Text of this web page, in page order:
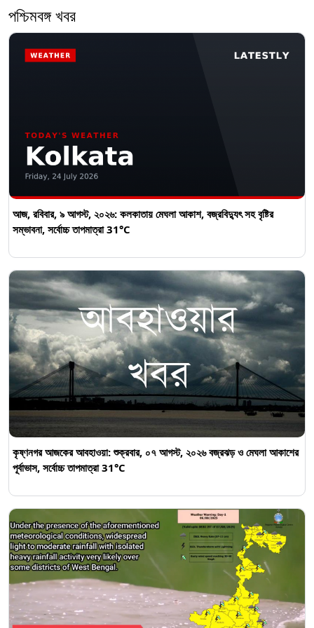
পশ্চিমবঙ্গ খবর
আজ, রবিবার, ৯ আগস্ট, ২০২৬: কলকাতায় মেঘলা আকাশ, বজ্রবিদ্যুৎ সহ বৃষ্টির
সম্ভাবনা, সর্বোচ্চ তাপমাত্রা 31°C
কৃষ্ণনগর আজকের আবহাওয়া: শুক্রবার, ০৭ আগস্ট, ২০২৬ বজ্রঝড় ও মেঘলা আকাশের
পূর্বাভাস, সর্বোচ্চ তাপমাত্রা 31°C